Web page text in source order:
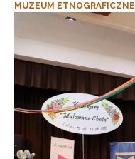
MUZEUM ETNOGRAFICZNE